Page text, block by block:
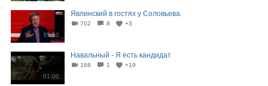
35:50
Явлинский в гостях у Соловьева.
702 8 +3
01:00
Навальный - Я есть кандидат
168 1 +19